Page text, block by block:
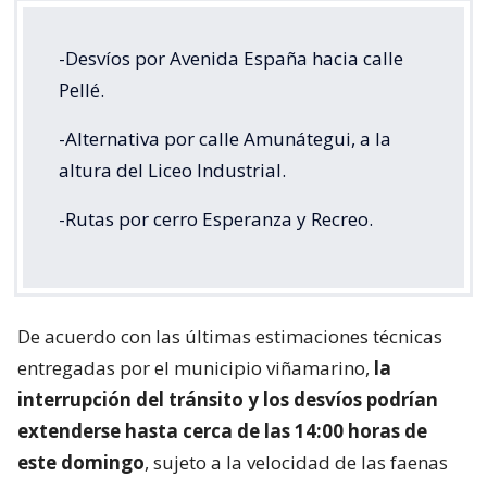
-Desvíos por Avenida España hacia calle
Pellé.
-Alternativa por calle Amunátegui, a la
altura del Liceo Industrial.
-Rutas por cerro Esperanza y Recreo.
De acuerdo con las últimas estimaciones técnicas
entregadas por el municipio viñamarino, la
interrupción del tránsito y los desvíos podrían
extenderse hasta cerca de las 14:00 horas de
este domingo, sujeto a la velocidad de las faenas